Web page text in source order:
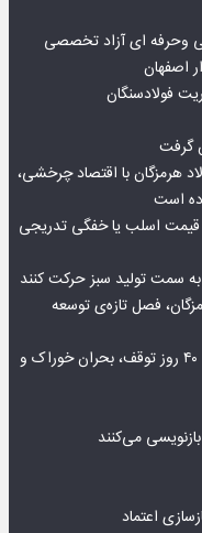
وحرفه ای آزاد تخصصی
اصفهان
فولادسنگان
گرفت
هرمزگان با اقتصاد چرخشی،
است
مهندسی قیمت اسلب یا خفگی تدریجی
سمت تولید سبز حرکت کنند
فصل تازه‌ی توسعه
افق ۱۵ میلیون تنی فولاد سنگان چه شد؟ | ۴۰ روز توقف، بحران خوراک و
می‌کنند
اعتماد